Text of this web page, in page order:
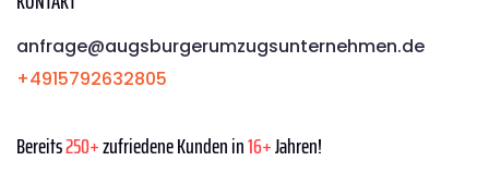
anfrage@augsburgerumzugsunternehmen.de
+4915792632805
Bereits250+zufriedene Kunden in16+Jahren!